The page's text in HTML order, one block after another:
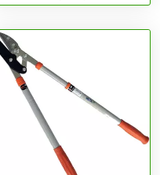
900mm